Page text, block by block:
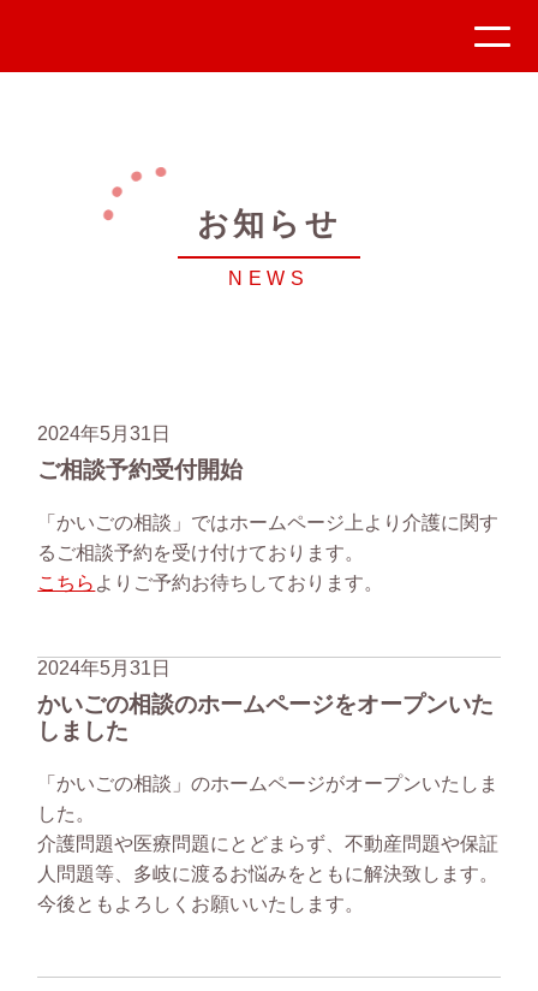
お知らせ
NEWS
2024年5月31日
ご相談予約受付開始
「かいごの相談」ではホームページ上より介護に関す
るご相談予約を受け付けております。
こちら よりご予約お待ちしております。
2024年5月31日
かいごの相談のホームページをオープンいた
しました
「かいごの相談」のホームページがオープンいたしま
した。
介護問題や医療問題にとどまらず、不動産問題や保証
人問題等、多岐に渡るお悩みをともに解決致します。
今後ともよろしくお願いいたします。